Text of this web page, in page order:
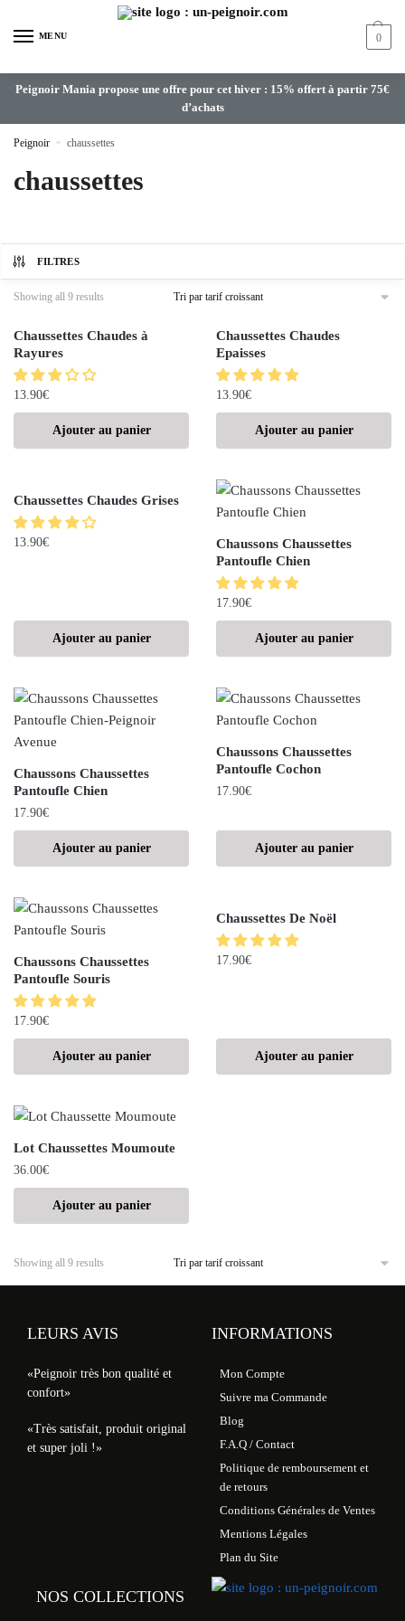
MENU 0
Peignoir Mania propose une offre pour cet hiver : 15% offert à partir 75€
d’achats
Peignoir » chaussettes
chaussettes
FILTRES
Showing all 9 results
Chaussettes Chaudes à
Rayures
13.90€
Ajouter au panier
Chaussettes Chaudes
Epaisses
13.90€
Ajouter au panier
Chaussettes Chaudes Grises
13.90€
Ajouter au panier
Chaussons Chaussettes
Pantoufle Chien
17.90€
Ajouter au panier
Chaussons Chaussettes
Pantoufle Chien
17.90€
Ajouter au panier
Chaussons Chaussettes
Pantoufle Cochon
17.90€
Ajouter au panier
Chaussons Chaussettes
Pantoufle Souris
17.90€
Ajouter au panier
Chaussettes De Noël
17.90€
Ajouter au panier
Lot Chaussettes Moumoute
36.00€
Ajouter au panier
Showing all 9 results
LEURS AVIS
«Peignoir très bon qualité et
confort»
«Très satisfait, produit original
et super joli !»
INFORMATIONS
Mon Compte
Suivre ma Commande
Blog
F.A.Q / Contact
Politique de remboursement et
de retours
Conditions Générales de Ventes
Mentions Légales
Plan du Site
NOS COLLECTIONS